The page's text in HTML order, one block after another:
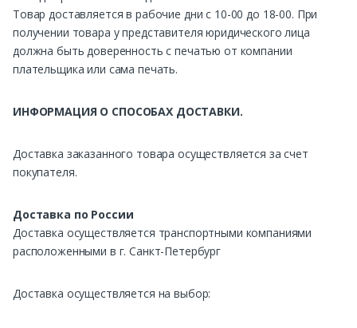
Товар доставляется в рабочие дни с 10-00 до 18-00. При
получении товара у представителя юридического лица
должна быть доверенность с печатью от компании
плательщика или сама печать.
ИНФОРМАЦИЯ О СПОСОБАХ ДОСТАВКИ.
Доставка заказанного товара осуществляется за счет
покупателя.
Доставка по России
Доставка осуществляется транспортными компаниями
расположенными в г. Санкт-Петербург
Доставка осуществляется на выбор: